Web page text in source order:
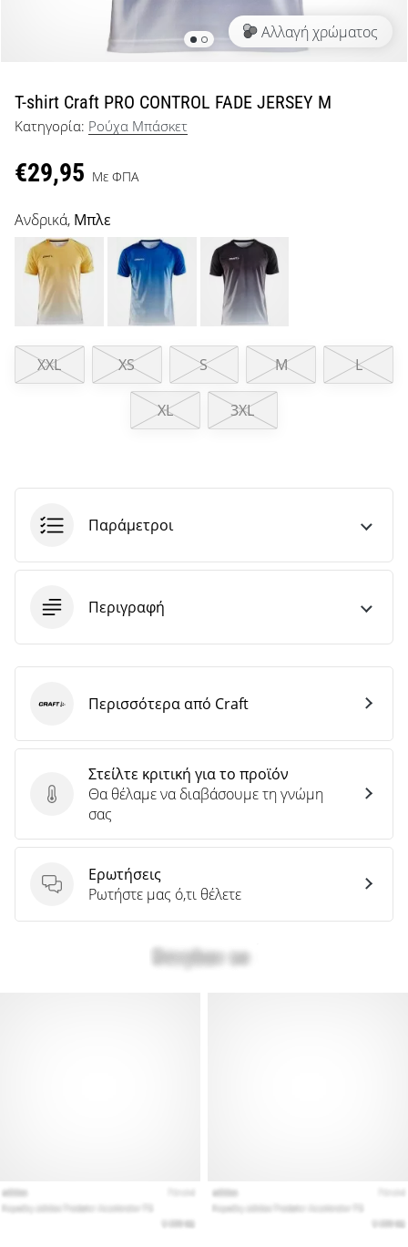
μπάσκετ
όπως
εμείς;
μαζί
ως
πρεσβευτής
της
μάρκας
μας.
Εμφάνιση
Αλλαγή χρώματος
T-shirt Craft PRO CONTROL FADE JERSEY M
Κατηγορία: Ρούχα Μπάσκετ
€29,95 Με ΦΠΑ
Ανδρικά, Μπλε
XXL XS S M L
XL 3XL
Παράμετροι
Περιγραφή
Στείλτε κριτική για το προϊόν
Στείλτε κριτική για το προϊόν
Θα θέλαμε να διαβάσουμε τη γνώμη
σας
Ερωτήσεις
Ερωτήσεις
Ρωτήστε μας ό,τι θέλετε
Craft Περισσότερα από Craft